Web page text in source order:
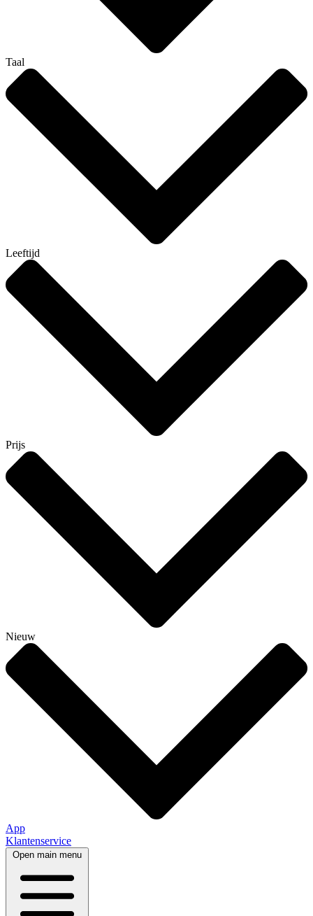
Taal
Leeftijd
Prijs
Nieuw
App
Klantenservice
Open main menu